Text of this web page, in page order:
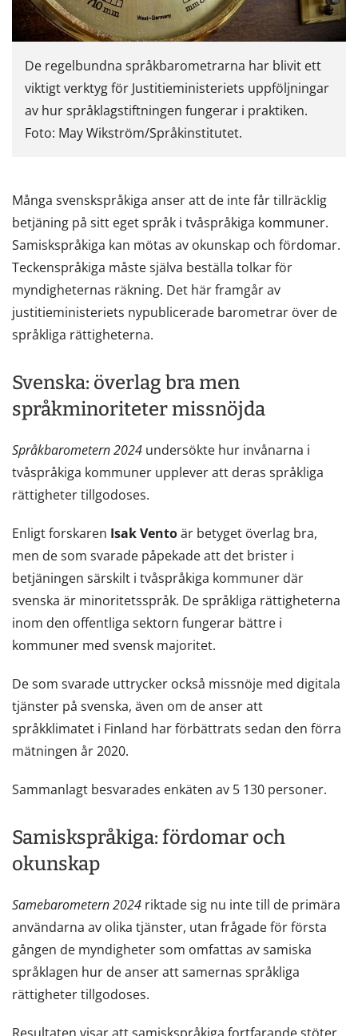
De regelbundna språkbarometrarna har blivit ett
viktigt verktyg för Justitieministeriets uppföljningar
av hur språklagstiftningen fungerar i praktiken.
Foto: May Wikström/Språkinstitutet.
Många svenskspråkiga anser att de inte får tillräcklig
betjäning på sitt eget språk i tvåspråkiga kommuner.
Samiskspråkiga kan mötas av okunskap och fördomar.
Teckenspråkiga måste själva beställa tolkar för
myndigheternas räkning. Det här framgår av
justitieministeriets nypublicerade barometrar över de
språkliga rättigheterna.
Svenska: överlag bra men
språkminoriteter missnöjda
Språkbarometern 2024 undersökte hur invånarna i
tvåspråkiga kommuner upplever att deras språkliga
rättigheter tillgodoses.
Enligt forskaren Isak Ventoär betyget överlag bra,
men de som svarade påpekade att det brister i
betjäningen särskilt i tvåspråkiga kommuner där
svenska är minoritetsspråk. De språkliga rättigheterna
inom den offentliga sektorn fungerar bättre i
kommuner med svensk majoritet.
De som svarade uttrycker också missnöje med digitala
tjänster på svenska, även om de anser att
språkklimatet i Finland har förbättrats sedan den förra
mätningen år 2020.
Sammanlagt besvarades enkäten av 5 130 personer.
Samiskspråkiga: fördomar och
okunskap
Samebarometern 2024 riktade sig nu inte till de primära
användarna av olika tjänster, utan frågade för första
gången de myndigheter som omfattas av samiska
språklagen hur de anser att samernas språkliga
rättigheter tillgodoses.
Resultaten visar att samiskspråkiga fortfarande stöter